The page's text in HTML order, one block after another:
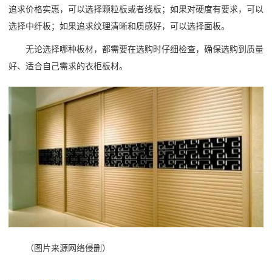
追求价格实惠，可以选择颗粒板或者线板；如果对硬度有要求，可以
选择中纤板；如果追求纹理清晰和质感好，可以选择面板。
无论选择哪种板材，都需要在选购时仔细检查，确保选购到质量
好、适合自己需求的衣柜板材。
（图片来源网络侵删）